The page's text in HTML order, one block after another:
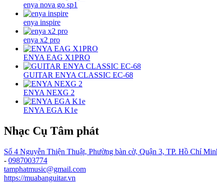
enya nova go sp1
enya inspire
enya x2 pro
ENYA EAG X1PRO
GUITAR ENYA CLASSIC EC-68
ENYA NEXG 2
ENYA EGA K1e
Nhạc Cụ Tâm phát
Số 4 Nguyễn Thiện Thuật, Phường bàn cờ, Quận 3, TP. Hồ Chí
- 0987003774
tamphatmusic@gmail.com
https://muabanguitar.vn